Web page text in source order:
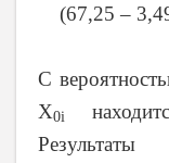
(67,25 –
C
X0i
Результаты